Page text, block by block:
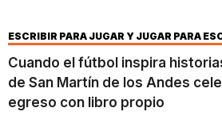
ESCRIBIR PARA JUGAR Y JUGAR PARA
Cuando el fútbol inspira
de San Martín de los Andes
egreso con libro propio